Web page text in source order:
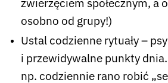
zwierzęciem społecznym, a
osobno od grupy!)
Ustal codzienne rytuały –
i przewidywalne punkty
np. codziennie rano robić